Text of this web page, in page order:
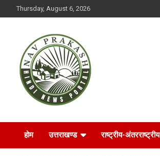
k
n
Thursday, August 6, 2026
NAVPRAKASH
होम उत्तराखण्ड राष्ट्रीय-अंतरराष्ट्रीय